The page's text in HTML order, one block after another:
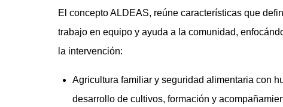
El concepto ALDEAS, reúne características que
trabajo en equipo y ayuda a la comunidad,
la intervención:
Agricultura familiar y seguridad alimentaria con
desarrollo de cultivos, formación y